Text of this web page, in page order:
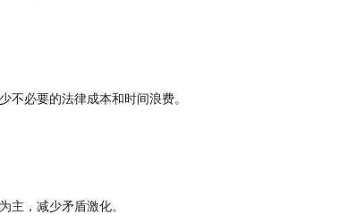
必要的法律成本和时间浪费。
，减少矛盾激化。